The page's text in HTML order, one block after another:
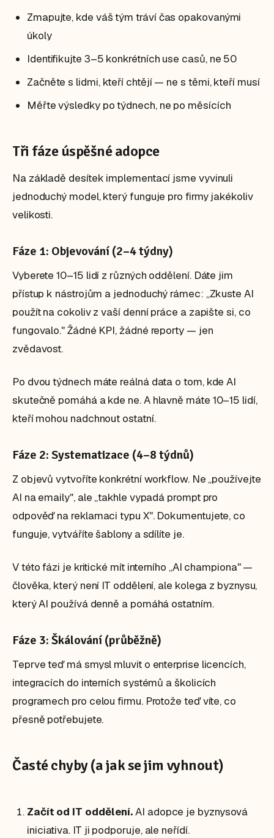
Zmapujte, kde váš tým tráví čas opakovanými
úkoly
Identifikujte 3–5 konkrétních use casů, ne 50
Začněte s lidmi, kteří chtějí — ne s těmi, kteří musí
Měřte výsledky po týdnech, ne po měsících
Tři fáze úspěšné adopce
Na základě desítek implementací jsme vyvinuli
jednoduchý model, který funguje pro firmy jakékoliv
velikosti.
Fáze 1: Objevování (2–4 týdny)
Vyberete 10–15 lidí z různých oddělení. Dáte jim
přístup k nástrojům a jednoduchý rámec: „Zkuste AI
použít na cokoliv z vaší denní práce a zapište si, co
fungovalo." Žádné KPI, žádné reporty — jen
zvědavost.
Po dvou týdnech máte reálná data o tom, kde AI
skutečně pomáhá a kde ne. A hlavně máte 10–15 lidí,
kteří mohou nadchnout ostatní.
Fáze 2: Systematizace (4–8 týdnů)
Z objevů vytvoříte konkrétní workflow. Ne „používejte
AI na emaily", ale „takhle vypadá prompt pro
odpověď na reklamaci typu X". Dokumentujete, co
funguje, vytváříte šablony a sdílíte je.
V této fázi je kritické mít interního „AI championa" —
člověka, který není IT oddělení, ale kolega z byznysu,
který AI používá denně a pomáhá ostatním.
Fáze 3: Škálování (průběžně)
Teprve teď má smysl mluvit o enterprise licencích,
integracích do interních systémů a školicích
programech pro celou firmu. Protože teď víte, co
přesně potřebujete.
Časté chyby (a jak se jim vyhnout)
Začít od IT oddělení.AI adopce je byznysová
iniciativa. IT ji podporuje, ale neřídí.